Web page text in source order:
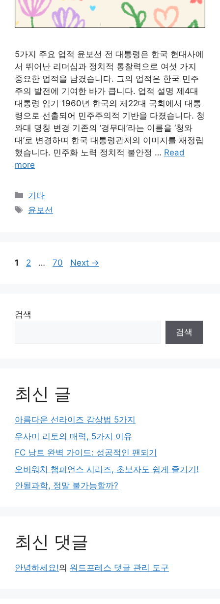
5가지 주요 업적 윤보선 전 대통령은 한국 현대사에
서 뛰어난 리더십과 정치적 통찰력으로 여섯 가지
중요한 업적을 남겼습니다. 그의 업적은 한국 민주
주의 발전에 기여한 바가 큽니다. 업적 설명 제4대
대통령 임기 1960년 한국의 제22대 국회에서 대통
령으로 선출되어 민주주의적 기반을 다졌습니다. 청
와대 명칭 변경 기존의 ‘경무대’라는 이름을 ‘청와
대’로 변경하며 한국 대통령관저의 이미지를 재정립
했습니다. 민주화 노력 정치적 불안정 … Read
more
Categories
기타
Tags
윤보선
Page
1 Page
2 … Page
70 Next →
검색
검색
최신 글
아름다운 선라이즈 감상법 5가지
우사미 리토의 매력, 5가지 이유
FC 낭트 완벽 가이드: 성공적인 팬되기
오버워치 챔피언스 시리즈, 초보자도 쉽게 즐기기!
안될과학, 정말 불가능할까?
최신 댓글
안녕하세요!의 워드프레스 댓글 관리 도구